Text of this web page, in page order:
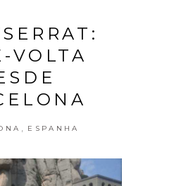
VOLTA
, ESPANHA